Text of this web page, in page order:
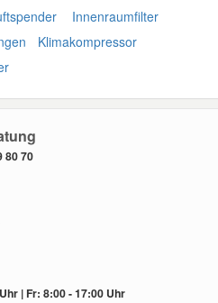
Innenraumfilter
Klimakompressor
80 70
| Fr: 8:00 - 17:00 Uhr